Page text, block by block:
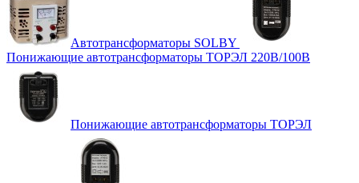
Автотрансформаторы SOLBY
Понижающие автотрансформаторы ТОРЭЛ 220В/100В
Понижающие автотрансформаторы ТОРЭЛ